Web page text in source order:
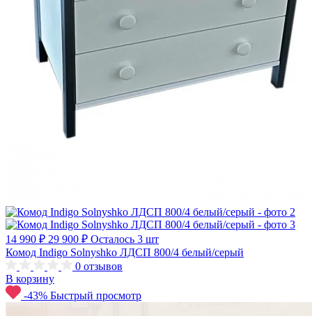
14 990 ₽ 29 900 ₽ Осталось 3 шт
Комод Indigo Solnyshko ЛДСП 800/4 белый/серый
0 отзывов
В корзину
-43% Быстрый просмотр